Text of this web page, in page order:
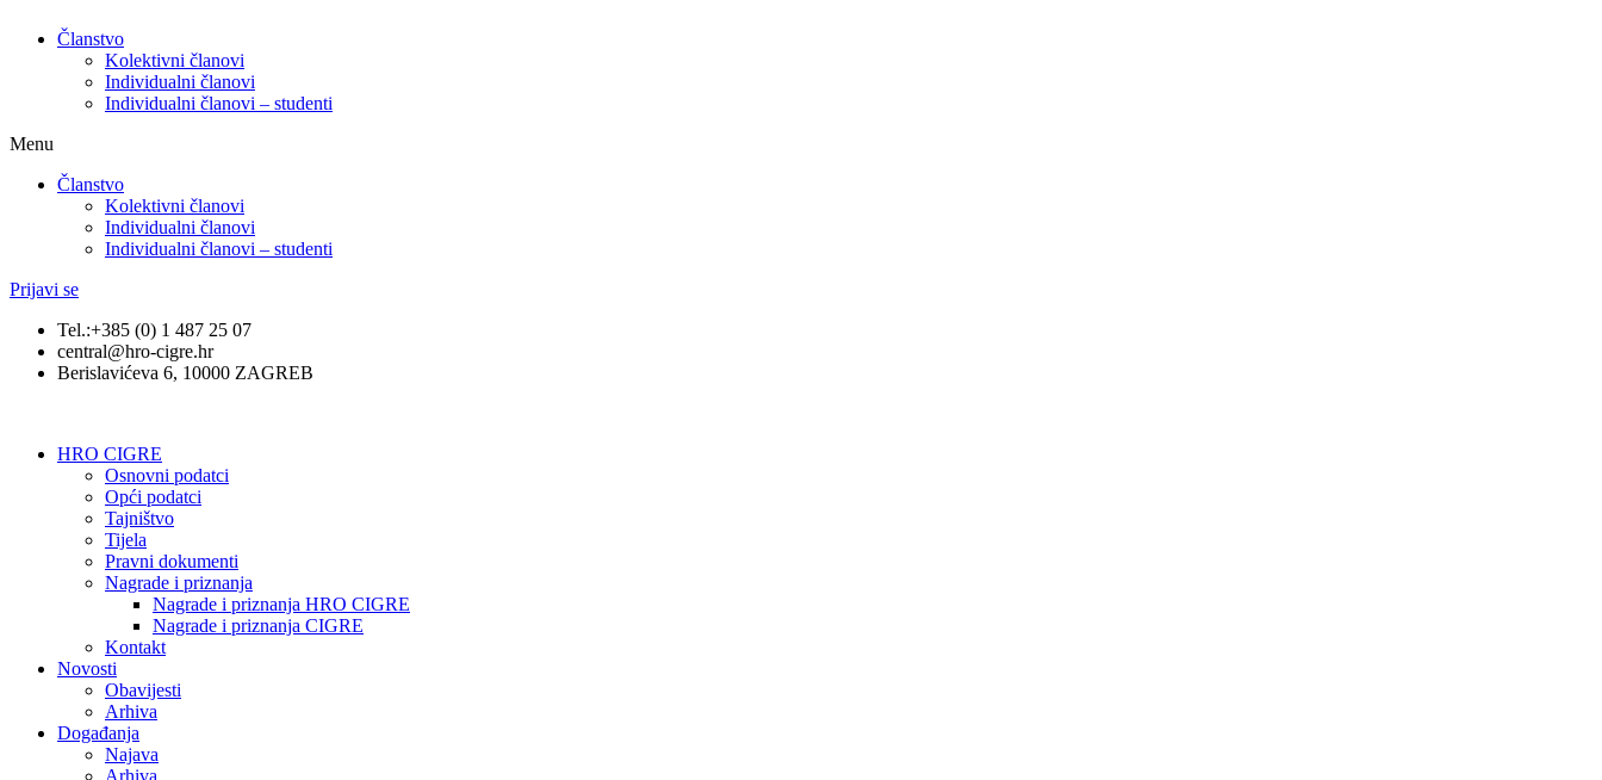
Članstvo
Kolektivni članovi
Individualni članovi
Individualni članovi – studenti
Menu
Članstvo
Kolektivni članovi
Individualni članovi
Individualni članovi – studenti
Prijavi se
Tel.:+385 (0) 1 487 25 07
central@hro-cigre.hr
Berislavićeva 6, 10000 ZAGREB
HRO CIGRE
Osnovni podatci​
Opći podatci
Tajništvo
Tijela
Pravni dokumenti
Nagrade i priznanja
Nagrade i priznanja HRO CIGRE
Nagrade i priznanja CIGRE
Kontakt
Novosti
Obavijesti
Arhiva
Događanja
Najava
Arhiva